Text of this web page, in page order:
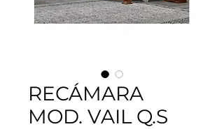
RECÁMARA
MOD. VAIL Q.S